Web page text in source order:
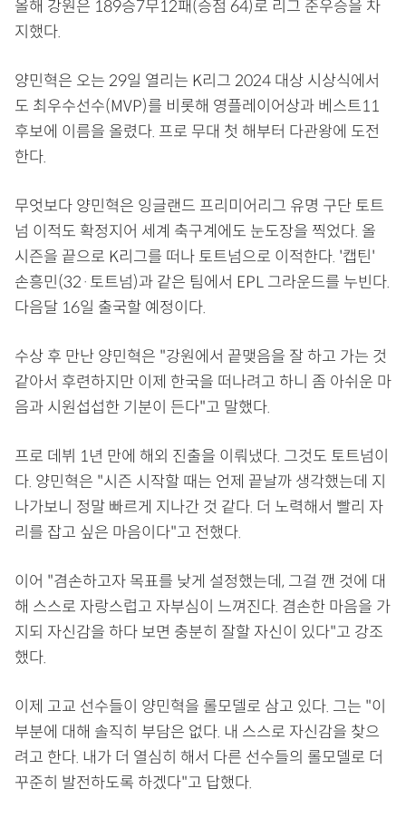
올해 강원은 189승7무12패(승점 64)로 리그 준우승을 차
지했다.
양민혁은 오는 29일 열리는 K리그 2024 대상 시상식에서
도 최우수선수(MVP)를 비롯해 영플레이어상과 베스트11
후보에 이름을 올렸다. 프로 무대 첫 해부터 다관왕에 도전
한다.
무엇보다 양민혁은 잉글랜드 프리미어리그 유명 구단 토트
넘 이적도 확정지어 세계 축구계에도 눈도장을 찍었다. 올
시즌을 끝으로 K리그를 떠나 토트넘으로 이적한다. '캡틴'
손흥민(32·토트넘)과 같은 팀에서 EPL 그라운드를 누빈다.
다음달 16일 출국할 예정이다.
수상 후 만난 양민혁은 "강원에서 끝맺음을 잘 하고 가는 것
같아서 후련하지만 이제 한국을 떠나려고 하니 좀 아쉬운 마
음과 시원섭섭한 기분이 든다"고 말했다.
프로 데뷔 1년 만에 해외 진출을 이뤄냈다. 그것도 토트넘이
다. 양민혁은 "시즌 시작할 때는 언제 끝날까 생각했는데 지
나가보니 정말 빠르게 지나간 것 같다. 더 노력해서 빨리 자
리를 잡고 싶은 마음이다"고 전했다.
이어 "겸손하고자 목표를 낮게 설정했는데, 그걸 깬 것에 대
해 스스로 자랑스럽고 자부심이 느껴진다. 겸손한 마음을 가
지되 자신감을 하다 보면 충분히 잘할 자신이 있다"고 강조
했다.
이제 고교 선수들이 양민혁을 롤모델로 삼고 있다. 그는 "이
부분에 대해 솔직히 부담은 없다. 내 스스로 자신감을 찾으
려고 한다. 내가 더 열심히 해서 다른 선수들의 롤모델로 더
꾸준히 발전하도록 하겠다"고 답했다.